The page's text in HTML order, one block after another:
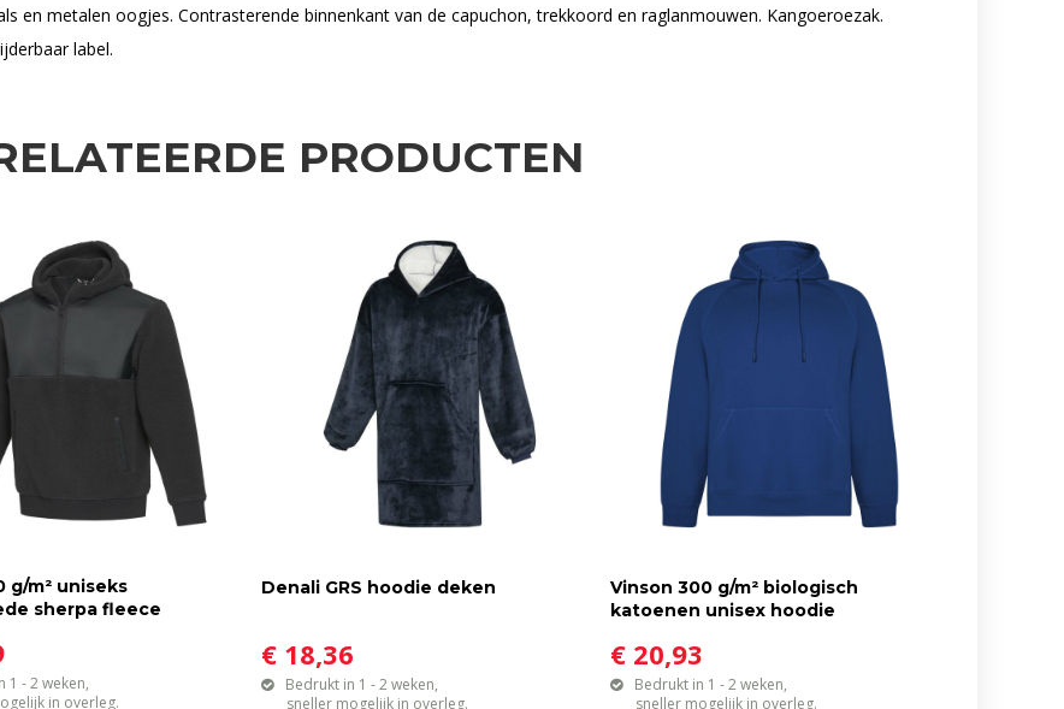
en metalen oogjes. Contrasterende binnenkant van de capuchon, trekkoord en raglanmouwen. Kangoeroezak.
label.
PRODUCTEN
g/m² uniseks
sherpa fleece
1 - 2 weken,
in overleg.
Denali GRS hoodie deken
€ 18,36
Bedrukt in 1 - 2 weken,
sneller mogelijk in overleg.
Vinson 300 g/m² biologisch
katoenen unisex hoodie
€ 20,93
Bedrukt in 1 - 2 weken,
sneller mogelijk in overleg.